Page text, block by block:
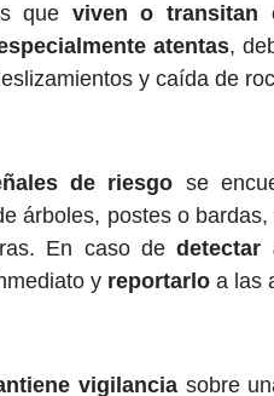
que viven o transitan
atentas,
y caída de
de riesgo se
árboles, postes o
En caso dedetectar
y reportarlo a las
vigilancia sobre